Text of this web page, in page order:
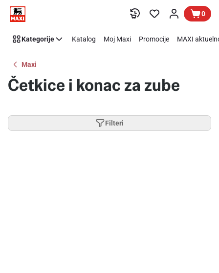
Preskoči link 0
Kategorije Katalog Moj Maxi Promocije MAXI
Maxi
Četkice i konac za zube
Filteri